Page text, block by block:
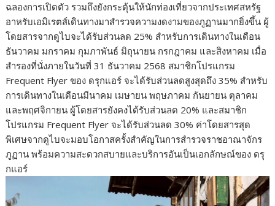
ฉลองการเปิดตัว รวมถึงยังกระตุ้นให้นักท่องเที่ยวจากประเทศสหรัฐ
อาหรับเอมิเรตส์เดินทางมาสำรวจความงดงามของภูฏานมากยิ่งขึ้น ผู้
โดยสารจากดูไบจะได้รับส่วนลด 25% สำหรับการเดินทางในเดือน
ธันวาคม มกราคม กุมภาพันธ์ มิถุนายน กรกฎาคม และสิงหาคม เมื่อ
สำรองที่นั่งภายในวันที่ 31 ธันวาคม 2568 สมาชิกโปรแกรม
Frequent Flyer ของ ดรุกแอร์ จะได้รับส่วนลดสูงสุดถึง 35% สำหรับ
การเดินทางในเดือนมีนาคม เมษายน พฤษภาคม กันยายน ตุลาคม
และพฤศจิกายน ผู้โดยสารยังคงได้รับส่วนลด 20% และสมาชิก
โปรแกรม Frequent Flyer จะได้รับส่วนลด 30% ค่าโดยสารสุด
พิเศษจากดูไบจะมอบโอกาสครั้งสำคัญในการสำรวจราชอาณาจักร
ภูฏาน พร้อมความสะดวกสบายและบริการอันเป็นเอกลักษณ์ของ ดรุ
กแอร์